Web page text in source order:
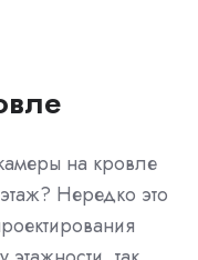
на кровле
Нередко это